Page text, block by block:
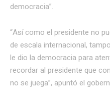
democracia”.
“Así como el presidente no
de escala internacional,
le dio la democracia para
recordar al presidente que
no se juega”, apuntó el